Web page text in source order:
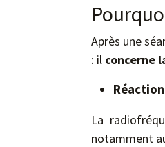
Après une
: il concerne
La
notamment